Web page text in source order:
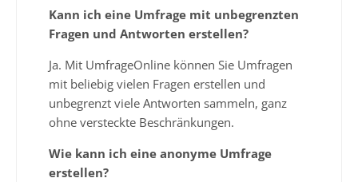
Kann ich eine Umfrage mit unbegrenzten
Fragen und Antworten erstellen?
Ja. Mit UmfrageOnline können Sie Umfragen
mit beliebig vielen Fragen erstellen und
unbegrenzt viele Antworten sammeln, ganz
ohne versteckte Beschränkungen.
Wie kann ich eine anonyme Umfrage
erstellen?